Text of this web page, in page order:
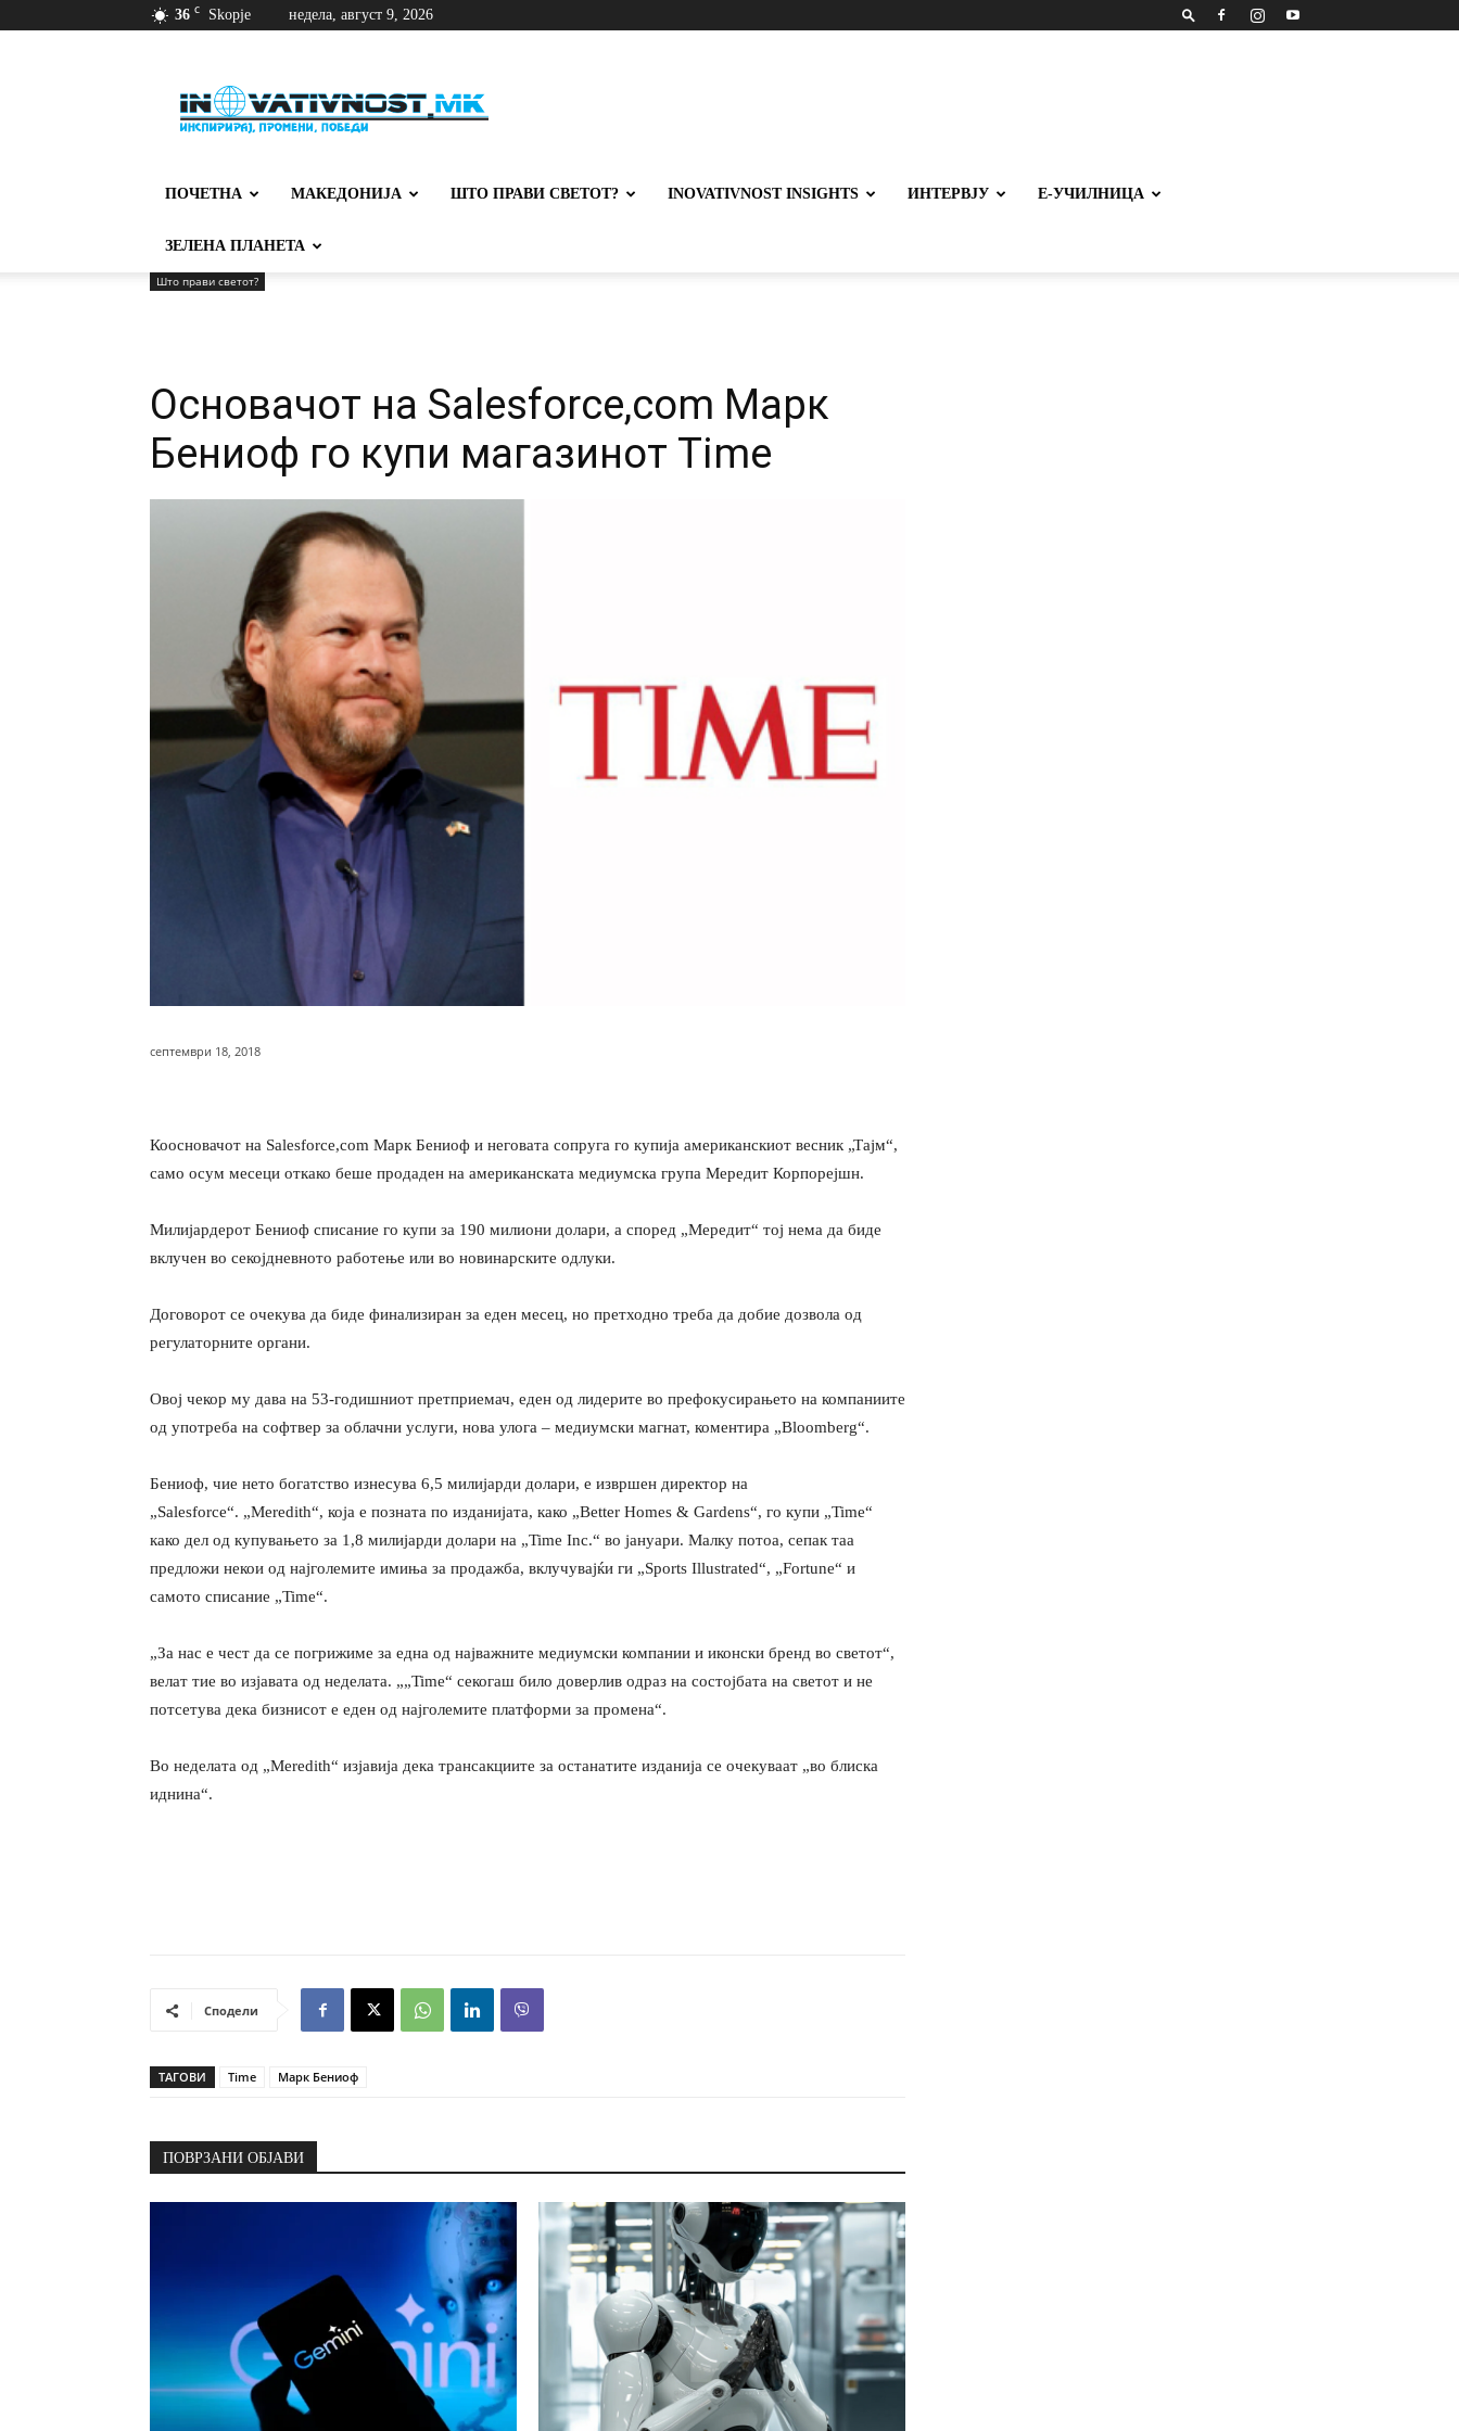
36 C Skopje недела, август 9, 2026
ПОЧЕТНА МАКЕДОНИЈА ШТО ПРАВИ СВЕТОТ? INOVATIVNOST INSIGHTS ИНТЕРВЈУ Е-УЧИЛНИЦА
ЗЕЛЕНА ПЛАНЕТА
Што прави светот?
Основачот на Salesforce,com Марк
Бениоф го купи магазинот Time
септември 18, 2018
Коосновачот на Salesforce,com Марк Бениоф и неговата сопруга го купија американскиот весник „Тајм“,
само осум месеци откако беше продаден на американската медиумска група Мередит Корпорејшн.
Милијардерот Бениоф списание го купи за 190 милиони долари, а според „Мередит“ тој нема да биде
вклучен во секојдневното работење или во новинарските одлуки.
Договорот се очекува да биде финализиран за еден месец, но претходно треба да добие дозвола од
регулаторните органи.
Овој чекор му дава на 53-годишниот претприемач, еден од лидерите во префокусирањето на компаниите
од употреба на софтвер за облачни услуги, нова улога – медиумски магнат, коментира „Bloomberg“.
Бениоф, чие нето богатство изнесува 6,5 милијарди долари, е извршен директор на
„Salesforce“. „Meredith“, која е позната по изданијата, како „Better Homes & Gardens“, го купи „Time“
како дел од купувањето за 1,8 милијарди долари на „Time Inc.“ во јануари. Малку потоа, сепак таа
предложи некои од најголемите имиња за продажба, вклучувајќи ги „Sports Illustrated“, „Fortune“ и
самото списание „Time“.
„За нас е чест да се погрижиме за една од најважните медиумски компании и иконски бренд во светот“,
велат тие во изјавата од неделата. „„Time“ секогаш било доверлив одраз на состојбата на светот и не
потсетува дека бизнисот е еден од најголемите платформи за промена“.
Во неделата од „Meredith“ изјавија дека трансакциите за останатите изданија се очекуваат „во блиска
иднина“.
Сподели
ТАГОВИ Time Марк Бениоф
ПОВРЗАНИ ОБЈАВИ